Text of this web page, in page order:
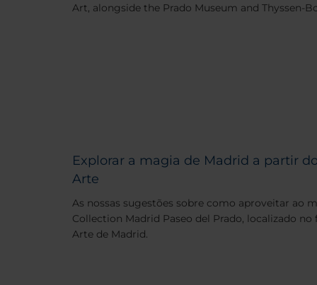
Art, alongside the Prado Museum and Thyssen-
Explorar a magia de Madrid a partir
Arte
As nossas sugestões sobre como aproveitar ao
Collection Madrid Paseo del Prado, localizado
Arte de Madrid.